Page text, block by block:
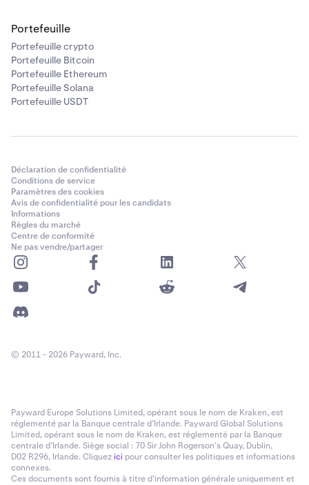
Portefeuille
Portefeuille crypto
Portefeuille Bitcoin
Portefeuille Ethereum
Portefeuille Solana
Portefeuille USDT
Déclaration de confidentialité
Conditions de service
Paramètres des cookies
Avis de confidentialité pour les candidats
Informations
Règles du marché
Centre de conformité
Ne pas vendre/partager
© 2011 - 2026 Payward, Inc.
Payward Europe Solutions Limited, opérant sous le nom de Kraken, est
réglementé par la Banque centrale d’Irlande. Payward Global Solutions
Limited, opérant sous le nom de Kraken, est réglementé par la Banque
centrale d’Irlande. Siège social : 70 Sir John Rogerson’s Quay, Dublin,
D02 R296, Irlande. Cliquezici pour consulter les politiques et informations
connexes.
Ces documents sont fournis à titre d’information générale uniquement et